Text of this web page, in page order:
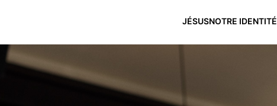
JÉSUSNOTRE IDENTITÉ